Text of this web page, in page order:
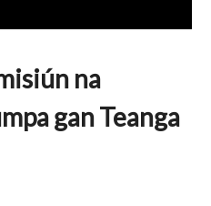
na
gan Teanga